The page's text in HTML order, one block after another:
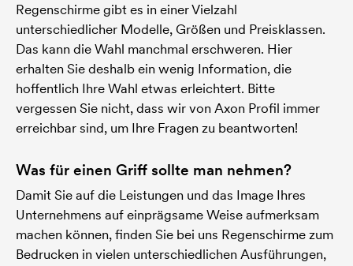
Regenschirme gibt es in einer Vielzahl
unterschiedlicher Modelle, Größen und Preisklassen.
Das kann die Wahl manchmal erschweren. Hier
erhalten Sie deshalb ein wenig Information, die
hoffentlich Ihre Wahl etwas erleichtert. Bitte
vergessen Sie nicht, dass wir von Axon Profil immer
erreichbar sind, um Ihre Fragen zu beantworten!
Was für einen Griff sollte man nehmen?
Damit Sie auf die Leistungen und das Image Ihres
Unternehmens auf einprägsame Weise aufmerksam
machen können, finden Sie bei uns Regenschirme zum
Bedrucken in vielen unterschiedlichen Ausführungen,